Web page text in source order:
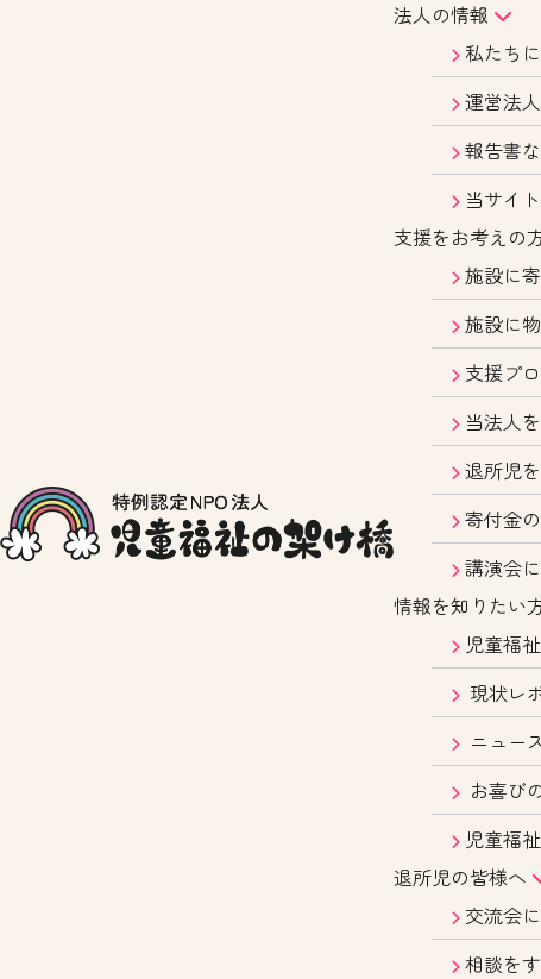
法人の情報
私たち
運営法
報告書
当サイ
支援をお考えの
施設に
施設に
支援プ
当法人
退所児
寄付金
講演会
情報を知りたい
児童福
現状レ
ニュー
お喜び
児童福
退所児の皆様へ
交流会
相談を